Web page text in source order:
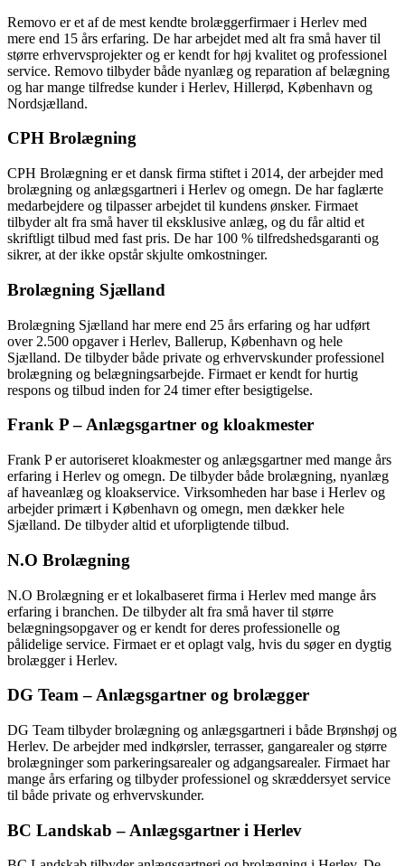
Removo er et af de mest kendte brolæggerfirmaer i Herlev med
mere end 15 års erfaring. De har arbejdet med alt fra små haver til
større erhvervsprojekter og er kendt for høj kvalitet og professionel
service. Removo tilbyder både nyanlæg og reparation af belægning
og har mange tilfredse kunder i Herlev, Hillerød, København og
Nordsjælland.
CPH Brolægning
CPH Brolægning er et dansk firma stiftet i 2014, der arbejder med
brolægning og anlægsgartneri i Herlev og omegn. De har faglærte
medarbejdere og tilpasser arbejdet til kundens ønsker. Firmaet
tilbyder alt fra små haver til eksklusive anlæg, og du får altid et
skriftligt tilbud med fast pris. De har 100 % tilfredshedsgaranti og
sikrer, at der ikke opstår skjulte omkostninger.
Brolægning Sjælland
Brolægning Sjælland har mere end 25 års erfaring og har udført
over 2.500 opgaver i Herlev, Ballerup, København og hele
Sjælland. De tilbyder både private og erhvervskunder professionel
brolægning og belægningsarbejde. Firmaet er kendt for hurtig
respons og tilbud inden for 24 timer efter besigtigelse.
Frank P – Anlægsgartner og kloakmester
Frank P er autoriseret kloakmester og anlægsgartner med mange års
erfaring i Herlev og omegn. De tilbyder både brolægning, nyanlæg
af haveanlæg og kloakservice. Virksomheden har base i Herlev og
arbejder primært i København og omegn, men dækker hele
Sjælland. De tilbyder altid et uforpligtende tilbud.
N.O Brolægning
N.O Brolægning er et lokalbaseret firma i Herlev med mange års
erfaring i branchen. De tilbyder alt fra små haver til større
belægningsopgaver og er kendt for deres professionelle og
pålidelige service. Firmaet er et oplagt valg, hvis du søger en dygtig
brolægger i Herlev.
DG Team – Anlægsgartner og brolægger
DG Team tilbyder brolægning og anlægsgartneri i både Brønshøj og
Herlev. De arbejder med indkørsler, terrasser, gangarealer og større
brolægninger som parkeringsarealer og adgangsarealer. Firmaet har
mange års erfaring og tilbyder professionel og skræddersyet service
til både private og erhvervskunder.
BC Landskab – Anlægsgartner i Herlev